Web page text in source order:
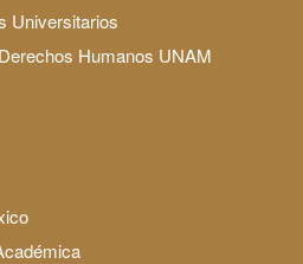
Universitarios
Humanos UNAM